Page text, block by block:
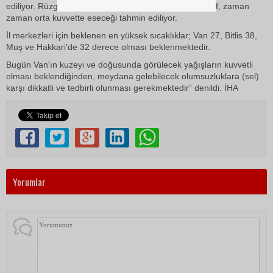
ediliyor. Rüzgârın genellikle doğudan ve kuzeyden hafif, zaman
zaman orta kuvvette eseceği tahmin ediliyor.
İl merkezleri için beklenen en yüksek sıcaklıklar; Van 27, Bitlis 38,
Muş ve Hakkari’de 32 derece olması beklenmektedir.
Bugün Van'ın kuzeyi ve doğusunda görülecek yağışların kuvvetli
olması beklendiğinden, meydana gelebilecek olumsuzluklara (sel)
karşı dikkatli ve tedbirli olunması gerekmektedir” denildi. İHA
Yorumlar